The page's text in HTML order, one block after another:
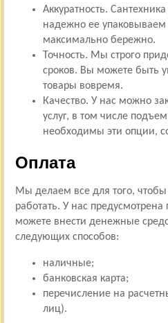
Аккуратность.
надежно ее упаковываем
максимально бережно.
Точность. Мы строго
сроков. Вы можете быть
товары вовремя.
Качество. У нас можно
услуг, в том числе
необходимы эти опции,
Оплата
Мы делаем все для того,
работать. У нас
можете внести денежные
следующих способов:
наличные;
банковская карта;
перечисление на
лиц).